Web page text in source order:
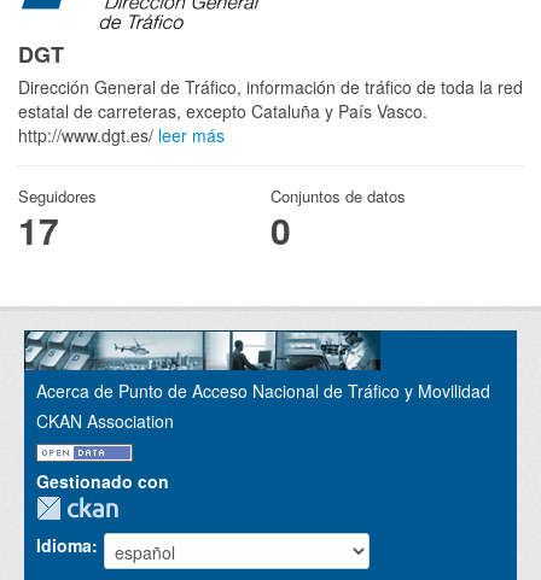
DGT
Dirección General de Tráfico, información de tráfico de toda la red
estatal de carreteras, excepto Cataluña y País Vasco.
http://www.dgt.es/ leer más
Seguidores
17
Conjuntos de datos
0
Acerca de Punto de Acceso Nacional de Tráfico y Movilidad
CKAN Association
Gestionado con
Idioma